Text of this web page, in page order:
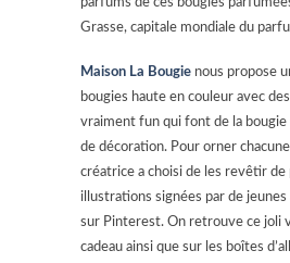
Grasse, capitale mondiale du
Maison La Bougie nous propose
bougies haute en couleur avec
vraiment fun qui font de la
de décoration. Pour orner
créatrice a choisi de les revêtir de
illustrations signées par de
sur Pinterest. On retrouve ce joli
cadeau ainsi que sur les boîtes